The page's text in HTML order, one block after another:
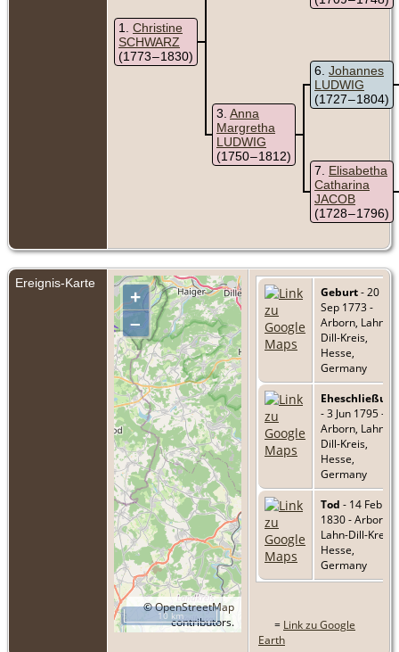
1
Christine
SCHWARZ
(1773 – 1830)
3 Anna
Margretha
LUDWIG
(1750 – 1812)
6 Johannes
LUDWIG
(1727 – 1804)
7
Elisabetha
Catharina
JACOB
(1728 – 1796)
Ereignis-Karte
+
–
©OpenStreetMap
contributors.
10 km
Geburt- 20
Sep 1773 -
Arborn, Lahn-
Dill-Kreis,
Hesse,
Germany
Eheschließung
- 3 Jun 1795 -
Arborn, Lahn-
Dill-Kreis,
Hesse,
Germany
Tod - 14 Feb
1830 - Arborn,
Lahn-Dill-Kreis,
Hesse,
Germany
= Link zu Google
Earth